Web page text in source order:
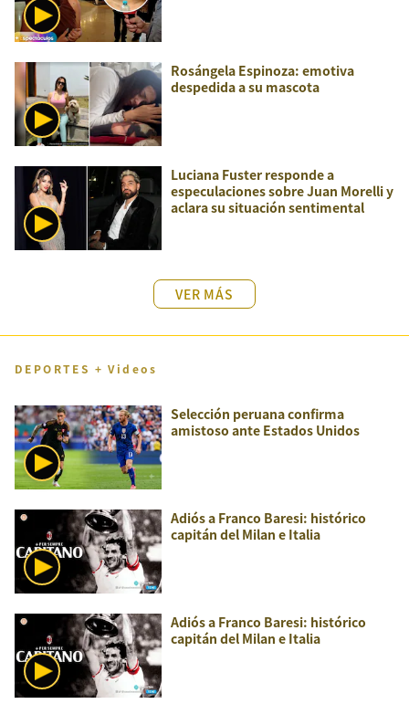
Rosángela Espinoza: emotiva
despedida a su mascota
Luciana Fuster responde a
especulaciones sobre Juan Morelli y
aclara su situación sentimental
VER MÁS
DEPORTES + Videos
Selección peruana confirma
amistoso ante Estados Unidos
Adiós a Franco Baresi: histórico
capitán del Milan e Italia
Adiós a Franco Baresi: histórico
capitán del Milan e Italia